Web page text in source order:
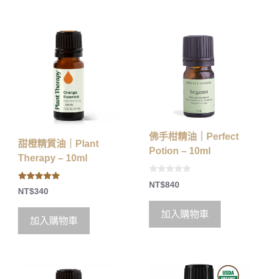
甜橙精質油｜Plant
Therapy – 10ml
5.00
out of 5
NT$340
加入購物車
佛手柑精油｜Perfect
Potion – 10ml
0
o
5
NT$840
加入購物車